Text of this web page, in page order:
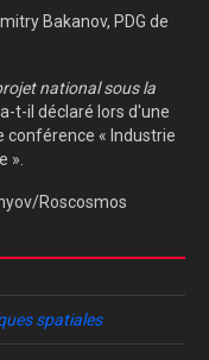
Bakanov, PDG de
national sous la
t-il déclaré lors d'une
conférence « Industrie
».
Roscosmos
spatiales